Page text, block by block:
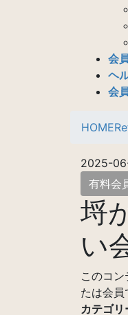
会
ヘ
会
HOME
2025-
有料会
埒
い
このコ
たは会員
カテゴリ